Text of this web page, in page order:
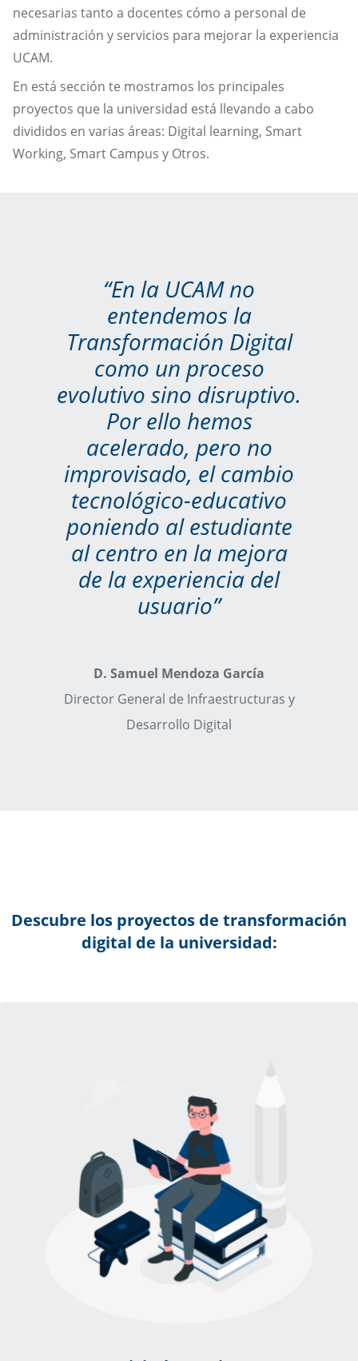
necesarias tanto a docentes cómo a personal de
administración y servicios para mejorar la experiencia
UCAM.
En está sección te mostramos los principales
proyectos que la universidad está llevando a cabo
divididos en varias áreas: Digital learning, Smart
Working, Smart Campus y Otros.
“En la UCAM no
entendemos la
Transformación Digital
como un proceso
evolutivo sino disruptivo.
Por ello hemos
acelerado, pero no
improvisado, el cambio
tecnológico-educativo
poniendo al estudiante
al centro en la mejora
de la experiencia del
usuario”
D. Samuel Mendoza García
Director General de Infraestructuras y
Desarrollo Digital
Descubre los proyectos de transformación
digital de la universidad: